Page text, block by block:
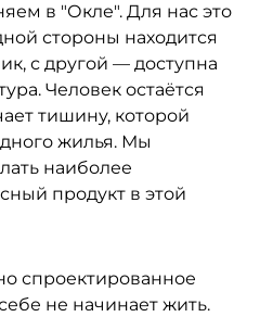
в "Окле". Для нас это
стороны находится
с другой — доступна
Человек остаётся
тишину, которой
жилья. Мы
­наиболее
продукт в этой
спроектированное
не начинает жить.